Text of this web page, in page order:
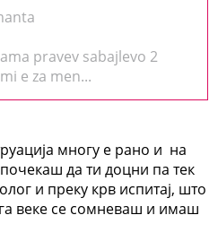
pravev sabajlevo 2
e za men...
многу е рано и на
да ти доцни па тек
и преку крв испитај, што
веке се сомневаш и имаш